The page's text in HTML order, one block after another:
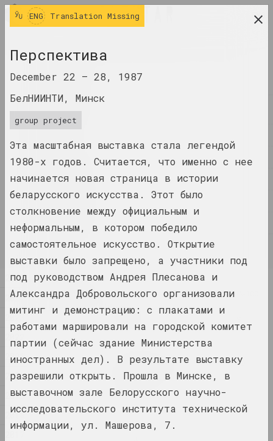
art
JOURNAL
INDEX
EVENTS
ARTWORKS
INFO
ENG
2025
2024
2023
2021
2020
2019
2018
2017
2025
Center of Contemporary Art "KAIROS", А-100
ART
A place where art lives
2025. contest
by the shimmering of the
moon she saw...
2025. solo show
Family as a Choice
2025. group project
ENG Translation Missing
Перспектива
December 22 – 28, 1987
БелНИИНТИ, Минск
group project
Эта масштабная выставка стала легендой
1980-х годов. Считается, что именно с нее
начинается новая страница в истории
беларусского искусства. Этот было
столкновение между официальным и
неформальным, в котором победило
самостоятельное искусство. Открытие
выставки было запрещено, а участники под
под руководством Андрея Плесанова и
Александра Добровольского организовали
митинг и демонстрацию: с плакатами и
работами маршировали на городской комитет
партии (сейчас здание Министерства
иностранных дел). В результате выставку
разрешили открыть. Прошла в Минске, в
выставочном зале Белорусского научно-
исследовательского института технической
информации, ул. Машерова, 7.